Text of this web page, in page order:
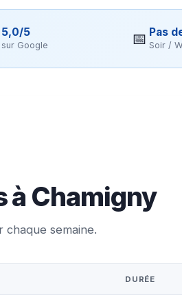
5,0/5
sur Google 📅 Pas
Soir /
à Chamigny
semaine.
DURÉE